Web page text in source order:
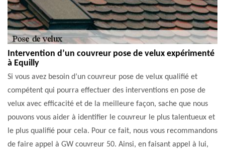
Intervention d’un couvreur pose de velux expérimenté
à Equilly
Si vous avez besoin d’un couvreur pose de velux qualifié et
compétent qui pourra effectuer des interventions en pose de
velux avec efficacité et de la meilleure façon, sache que nous
pouvons vous aider à identifier le couvreur le plus talentueux et
le plus qualifié pour cela. Pour ce fait, nous vous recommandons
de faire appel à GW couvreur 50. Ainsi, en faisant appel à lui,